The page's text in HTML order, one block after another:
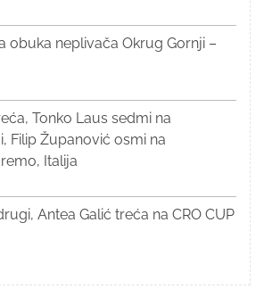
obuka neplivača Okrug Gornji –
Tonko Laus sedmi na
Filip Županović osmi na
Italija
Antea Galić treća na CRO CUP